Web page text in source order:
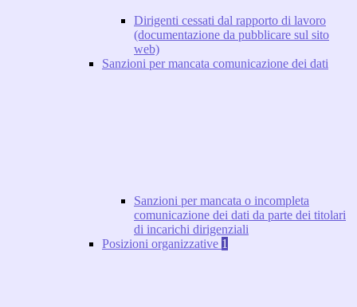
Dirigenti cessati dal rapporto di lavoro
(documentazione da pubblicare sul sito
web)
Sanzioni per mancata comunicazione dei dati
Sanzioni per mancata o incompleta
comunicazione dei dati da parte dei titolari
di incarichi dirigenziali
Posizioni organizzative 1